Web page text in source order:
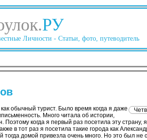
РУ
Личности - Статьи, фото, путеводитель
обычный турист. Было время когда я даже
Много читала об истории,
Поэтому когда я первый раз посетила эту страну,
в тот раз я посетила такие города как
тогда домой привезла очень много. Но это был не